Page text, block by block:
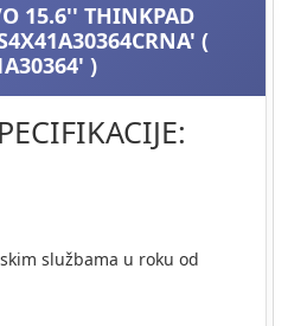
15.6'' THINKPAD
(
)
službama u roku od